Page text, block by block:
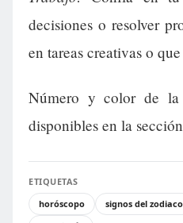
decisiones o resolver
en tareas creativas o
Número y color de la
disponibles en la sección
ETIQUETAS
horóscopo
signos del zodiaco